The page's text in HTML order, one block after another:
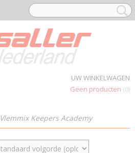
UW WINKELWAGEN
Geen producten (0)
Vlemmix Keepers Academy